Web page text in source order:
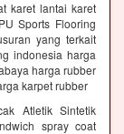
karet lantai karet
Sports Flooring
yang terkait
indonesia harga
harga rubber
karpet rubber
Atletik Sintetik
spray coat